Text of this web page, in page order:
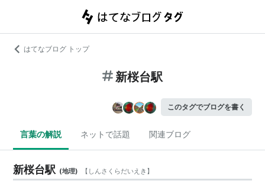
はてなブログ トップ
新桜台駅
このタグでブログを書く
言葉の解説 ネットで話題 関連ブログ
新桜台駅 (地理) 【 しんさくらだいえき 】